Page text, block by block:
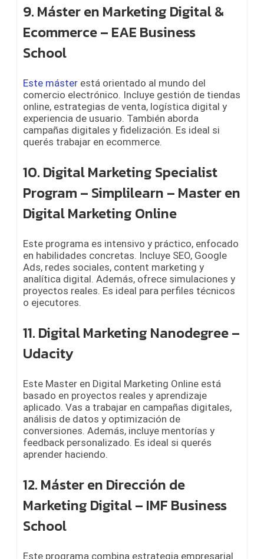
9. Máster en Marketing Digital &
Ecommerce – EAE Business
School
Este máster está orientado al mundo del
comercio electrónico. Incluye gestión de tiendas
online, estrategias de venta, logística digital y
experiencia de usuario. También aborda
campañas digitales y fidelización. Es ideal si
querés trabajar en ecommerce.
10. Digital Marketing Specialist
Program – Simplilearn – Master en
Digital Marketing Online
Este programa es intensivo y práctico, enfocado
en habilidades concretas. Incluye SEO, Google
Ads, redes sociales, content marketing y
analítica digital. Además, ofrece simulaciones y
proyectos reales. Es ideal para perfiles técnicos
o ejecutores.
11. Digital Marketing Nanodegree –
Udacity
Este Master en Digital Marketing Online está
basado en proyectos reales y aprendizaje
aplicado. Vas a trabajar en campañas digitales,
análisis de datos y optimización de
conversiones. Además, incluye mentorías y
feedback personalizado. Es ideal si querés
aprender haciendo.
12. Máster en Dirección de
Marketing Digital – IMF Business
School
Este programa combina estrategia empresarial